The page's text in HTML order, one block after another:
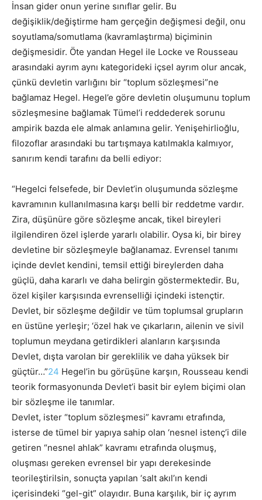
İnsan gider onun yerine sınıflar gelir. Bu
değişiklik/değiştirme ham gerçeğin değişmesi değil, onu
soyutlama/somutlama (kavramlaştırma) biçiminin
değişmesidir. Öte yandan Hegel ile Locke ve Rousseau
arasındaki ayrım aynı kategorideki içsel ayrım olur ancak,
çünkü devletin varlığını bir “toplum sözleşmesi”ne
bağlamaz Hegel. Hegel’e göre devletin oluşumunu toplum
sözleşmesine bağlamak Tümel’i reddederek sorunu
ampirik bazda ele almak anlamına gelir. Yenişehirlioğlu,
filozoflar arasındaki bu tartışmaya katılmakla kalmıyor,
sanırım kendi tarafını da belli ediyor:
“Hegelci felsefede, bir Devlet’in oluşumunda sözleşme
kavramının kullanılmasına karşı belli bir reddetme vardır.
Zira, düşünüre göre sözleşme ancak, tikel bireyleri
ilgilendiren özel işlerde yararlı olabilir. Oysa ki, bir birey
devletine bir sözleşmeyle bağlanamaz. Evrensel tanımı
içinde devlet kendini, temsil ettiği bireylerden daha
güçlü, daha kararlı ve daha belirgin göstermektedir. Bu,
özel kişiler karşısında evrenselliği içindeki istençtir.
Devlet, bir sözleşme değildir ve tüm toplumsal grupların
en üstüne yerleşir; ‘özel hak ve çıkarların, ailenin ve sivil
toplumun meydana getirdikleri alanların karşısında
Devlet, dışta varolan bir gereklilik ve daha yüksek bir
güçtür…”24 Hegel’in bu görüşüne karşın, Rousseau kendi
teorik formasyonunda Devlet’i basit bir eylem biçimi olan
bir sözleşme ile tanımlar.
Devlet, ister “toplum sözleşmesi” kavramı etrafında,
isterse de tümel bir yapıya sahip olan ‘nesnel istenç’i dile
getiren “nesnel ahlak” kavramı etrafında oluşmuş,
oluşması gereken evrensel bir yapı derekesinde
teorileştirilsin, sonuçta yapılan ‘salt akıl’ın kendi
içerisindeki “gel-git” olayıdır. Buna karşılık, bir iç ayrım